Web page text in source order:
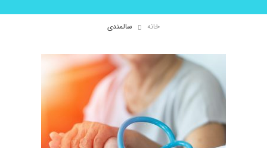
خانه سالمندی